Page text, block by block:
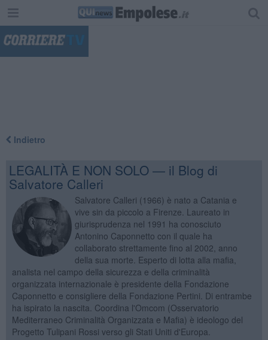
Indietro
LEGALITÀ E NON SOLO — il Blog di
Salvatore Calleri
Salvatore Calleri (1966) è nato a Catania e
vive sin da piccolo a Firenze. Laureato in
giurisprudenza nel 1991 ha conosciuto
Antonino Caponnetto con il quale ha
collaborato strettamente fino al 2002, anno
della sua morte. Esperto di lotta alla mafia,
analista nel campo della sicurezza e della criminalità
organizzata internazionale è presidente della Fondazione
Caponnetto e consigliere della Fondazione Pertini. Di entrambe
ha ispirato la nascita. Coordina l'Omcom (Osservatorio
Mediterraneo Criminalità Organizzata e Mafia) è ideologo del
Progetto Tulipani Rossi verso gli Stati Uniti d'Europa.